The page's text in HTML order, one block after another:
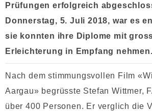
KONTAKT
Prüfungen erfolgreich
Donnerstag, 5. Juli 2018, war es
sie konnten ihre Diplome mit
Erleichterung in Empfang nehmen.
Nach dem stimmungsvollen Film
Aargau» begrüsste Stefan Wittmer,
über 400 Personen. Er verglich die